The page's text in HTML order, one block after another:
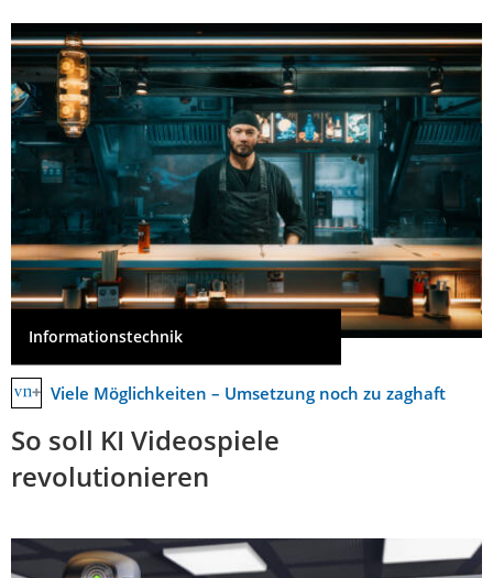
Informationstechnik
Viele Möglichkeiten – Umsetzung noch zu zaghaft
So soll KI Videospiele
revolutionieren